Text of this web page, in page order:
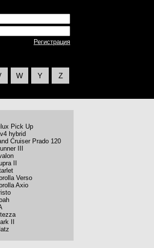
Регистрация
W Y Z
Pick Up
hybrid
Cruiser Prado 120
III
II
Verso
Axio
II